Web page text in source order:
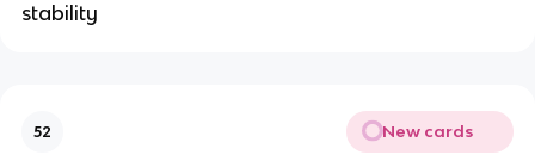
stability
52 New cards